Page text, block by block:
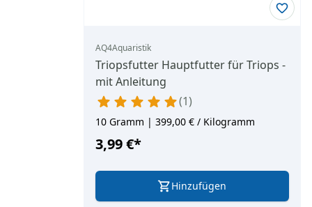
AQ4Aquaristik
Triopsfutter Hauptfutter für Triops -
mit Anleitung
1
10 Gramm | 399,00 € / Kilogramm
3,99 €*
Hinzufügen